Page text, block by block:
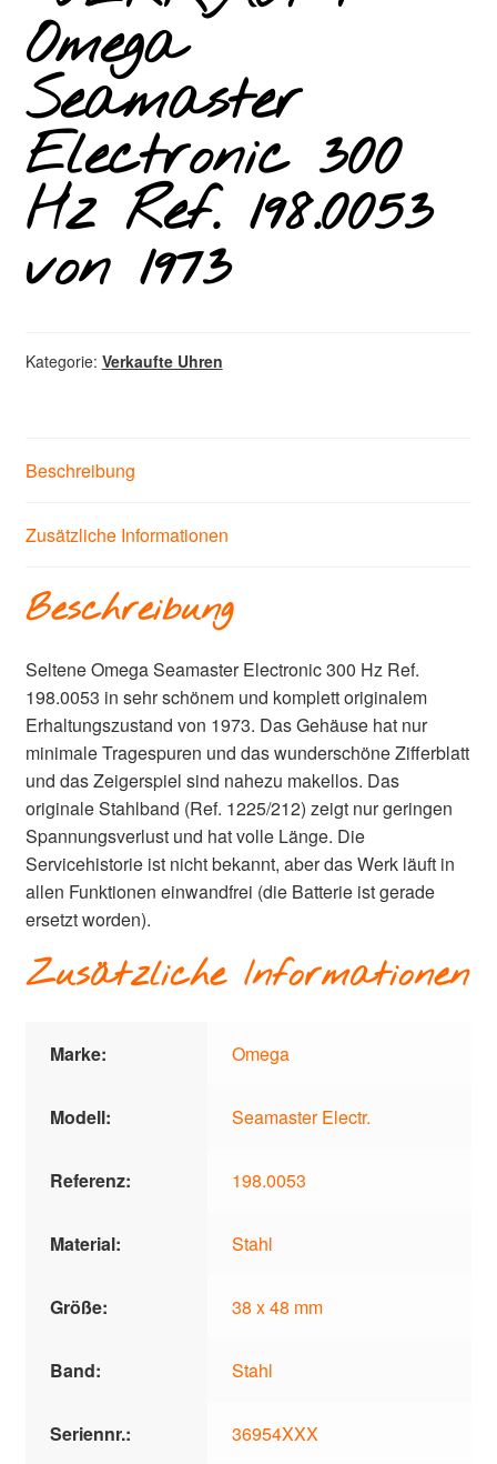
Omega
Seamaster
Electronic 300
Hz Ref. 198.0053
von 1973
Kategorie: Verkaufte Uhren
Beschreibung
Zusätzliche Informationen
Beschreibung
Seltene Omega Seamaster Electronic 300 Hz Ref.
198.0053 in sehr schönem und komplett originalem
Erhaltungszustand von 1973. Das Gehäuse hat nur
minimale Tragespuren und das wunderschöne Zifferblatt
und das Zeigerspiel sind nahezu makellos. Das
originale Stahlband (Ref. 1225/212) zeigt nur geringen
Spannungsverlust und hat volle Länge. Die
Servicehistorie ist nicht bekannt, aber das Werk läuft in
allen Funktionen einwandfrei (die Batterie ist gerade
ersetzt worden).
Zusätzliche Informationen
Marke: Omega
Modell: Seamaster Electr.
Referenz: 198.0053
Material: Stahl
Größe: 38 x 48 mm
Band: Stahl
Seriennr.: 36954XXX